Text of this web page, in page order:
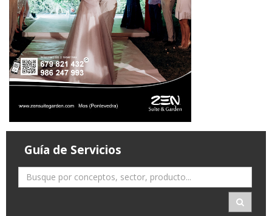
Guía de Servicios